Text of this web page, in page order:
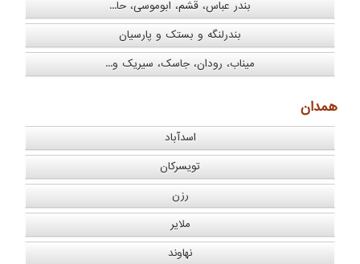
بندر عباس، قشم، ابوموسی، حا...
بندرلنگه و بستک و پارسیان
میناب، رودان، جاسک، سیریک و...
همدان
اسدآباد
تویسرکان
رزن
ملایر
نهاوند